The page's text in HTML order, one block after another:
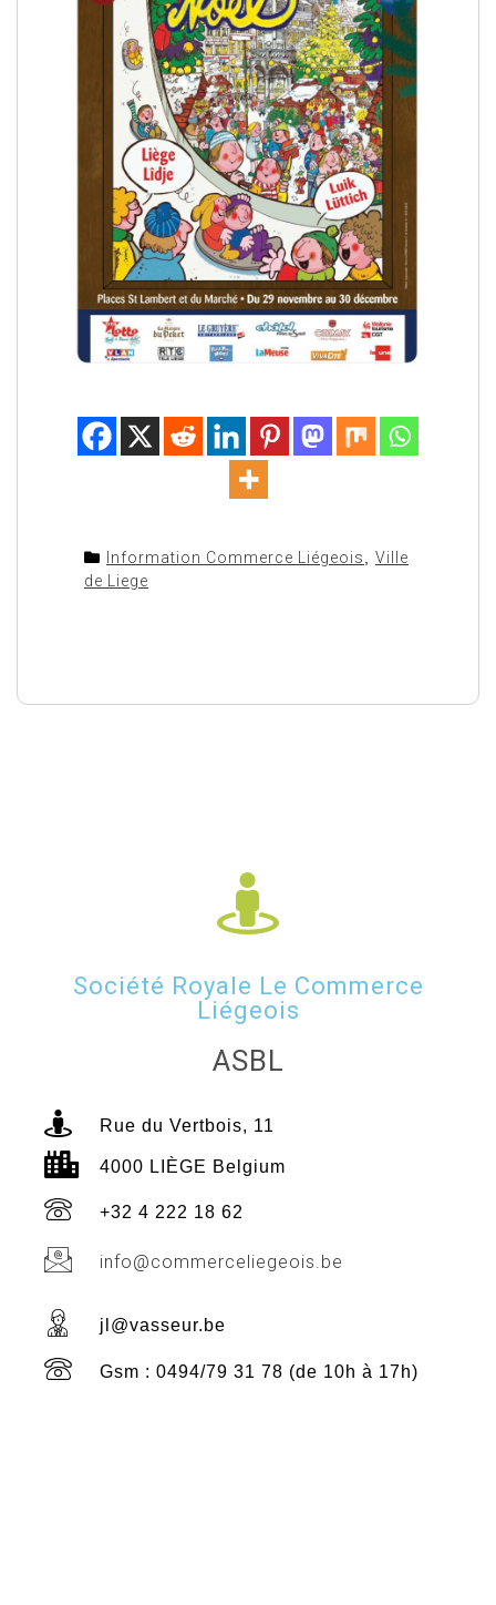
Information Commerce Liégeois
Ville
de Liege
Société Royale Le Commerce
Liégeois
ASBL
Rue du Vertbois, 11
4000 LIÈGE Belgium
+32 4 222 18 62
info@commerceliegeois.be
jl@vasseur.be
Gsm : 0494/79 31 78 (de 10h à 17h)